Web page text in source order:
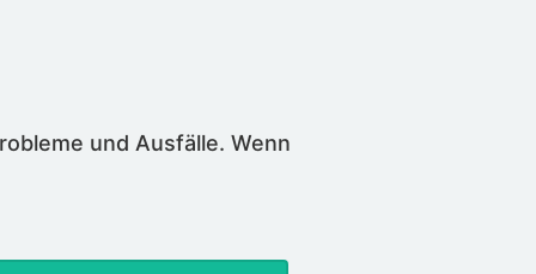
und Ausfälle. Wenn